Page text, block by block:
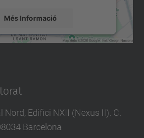
Més Informació
Accepta
by
Edifici NXII (Nexus II). C.
Barcelona